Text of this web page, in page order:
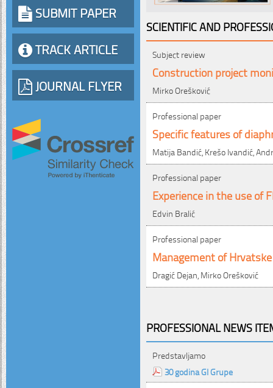
SUBMIT PAPER
TRACK ARTICLE
JOURNAL FLYER
SCIENTIFIC AND
Subject review
Construction project
Mirko Orešković
Professional paper
Specific features of
Matija Bandić, Krešo Ivandić,
Professional paper
Experience in the use of
Edvin Bralić
Professional paper
Management of
Dragić Dejan, Mirko Orešković
PROFESSIONAL NEWS
Predstavljamo
30 godina GI Grupe